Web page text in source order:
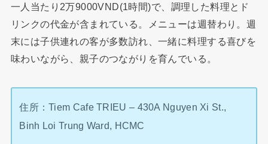
一人当たり2万9000VND(1時間)で、調理した料理とド
リンクの代金が含まれている。メニューは週替わり。週
末には子供連れの客が多数訪れ、一緒に料理する喜びを
味わいながら、親子のつながりを育んでいる。
住所：Tiem Cafe TRIEU – 430A Nguyen Xi St.,
Binh Loi Trung Ward, HCMC